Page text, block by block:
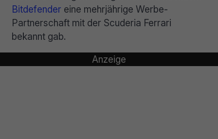
Bitdefender eine mehrjährige Werbe-
Partnerschaft mit der Scuderia Ferrari
bekannt gab.